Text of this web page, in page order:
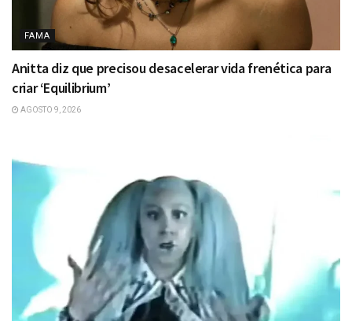
FAMA
Anitta diz que precisou desacelerar vida frenética para
criar ‘Equilibrium’
AGOSTO 9, 2026